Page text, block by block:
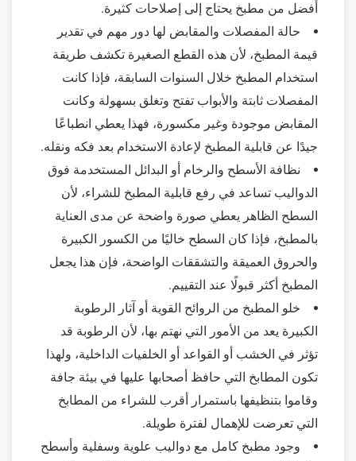
أفضل من مطبخ يحتاج إلى إصلاحات كثيرة.
حالة المفصلات والمقابض لها دور مهم في تقدير
قيمة المطبخ، لأن هذه القطع الصغيرة تكشف طريقة
استخدام المطبخ خلال السنوات السابقة، فإذا كانت
المفصلات ثابتة والأبواب تفتح وتغلق بسهولة وكانت
المقابض موجودة وغير مكسورة، فهذا يعطي انطباعًا
جيدًا عن قابلية المطبخ لإعادة الاستخدام بعد فكه ونقله.
نظافة الأسطح والرخام أو البدائل المستخدمة فوق
الدواليب تساعد في رفع قابلية المطبخ للشراء، لأن
السطح الظاهر يعطي صورة واضحة عن مدى العناية
بالمطبخ، فإذا كان السطح خاليًا من الكسور الكبيرة
والحروق العميقة والتشققات الواضحة، فإن هذا يجعل
المطبخ أكثر قبولًا عند التقييم.
خلو المطبخ من الروائح القوية أو آثار الرطوبة
الكبيرة يعد من الأمور التي نهتم بها، لأن الرطوبة قد
تؤثر في الخشب أو القواعد أو الخلفيات الداخلية، ولهذا
تكون المطابخ التي حافظ أصحابها عليها في بيئة جافة
وقاموا بتنظيفها باستمرار أقرب للشراء من المطابخ
التي تعرضت للإهمال لفترة طويلة.
وجود مطبخ كامل مع دواليب علوية وسفلية وأسطح